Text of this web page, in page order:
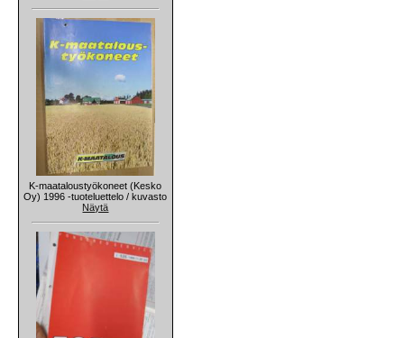
K-maataloustyökoneet (Kesko
Oy) 1996 -tuoteluettelo / kuvasto
Näytä